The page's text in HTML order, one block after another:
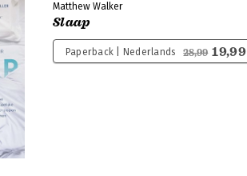
Matthew Walker
Slaap
Paperback | Nederlands 28,99 19,99